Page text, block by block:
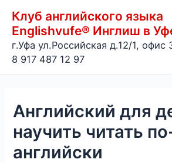
содержимому
Клуб английского языка
Englishvufe® Инглиш в
г.Уфа ул.Российская д.12/1, офис
8 917 487 12 97
Английский для
научить читать
английски